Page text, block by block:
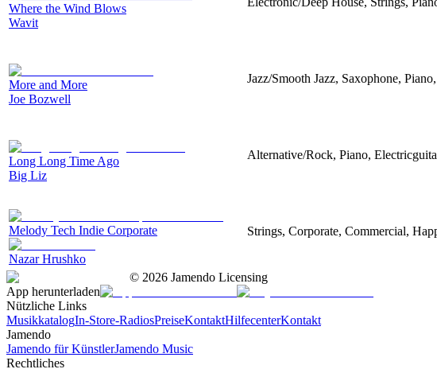
Where the Wind Blows
Wavit
More and More
Joe Bozwell
Jazz/Smooth Jazz, Saxophone,
Long Long Time Ago
Big Liz
Alternative/Rock, Piano,
Melody Tech Indie Corporate
Nazar Hrushko
Strings, Corporate, Commercial,
© 2026 Jamendo Licensing
App herunterladen
Nützliche Links
MusikkatalogIn-Store-RadiosPreiseKontaktHilfecenterKontakt
Jamendo
Jamendo für KünstlerJamendo Music
Rechtliches